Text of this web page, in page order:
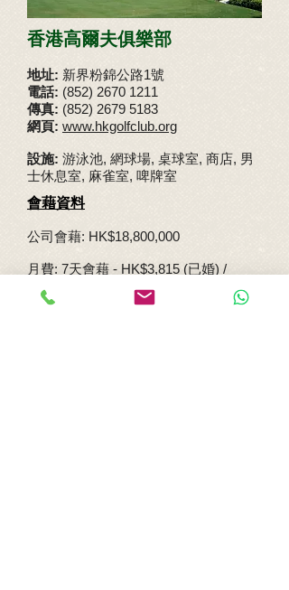
香港高爾夫俱樂部
地址: 新界粉錦公路1號
電話: (852) 2670 1211
傳真: (852) 2679 5183
網頁: www.hkgolfclub.org
設施: 游泳池, 網球場, 桌球室, 商店, 男
士休息室, 麻雀室, 啤牌室
會藉資料
公司會藉: HK$18,800,000
月費: 7天會藉 - HK$3,815 (已婚) /
HK$2,805 (未婚)